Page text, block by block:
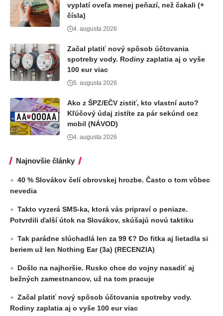
vyplatí oveľa menej peňazí, než čakali (+
čísla)
4. augusta 2026
Začal platiť nový spôsob účtovania
spotreby vody. Rodiny zaplatia aj o vyše
100 eur viac
5. augusta 2026
Ako z ŠPZ/EČV zistiť, kto vlastní auto?
Kľúčový údaj zistíte za pár sekúnd cez
mobil (NÁVOD)
4. augusta 2026
Najnovšie články
40 % Slovákov čelí obrovskej hrozbe. Často o tom vôbec
nevedia
Takto vyzerá SMS-ka, ktorá vás pripraví o peniaze.
Potvrdili ďalší útok na Slovákov, skúšajú novú taktiku
Tak parádne slúchadlá len za 99 €? Do fitka aj lietadla si
beriem už len Nothing Ear (3a) (RECENZIA)
Došlo na najhoršie. Rusko chce do vojny nasadiť aj
bežných zamestnancov, už na tom pracuje
Začal platiť nový spôsob účtovania spotreby vody.
Rodiny zaplatia aj o vyše 100 eur viac